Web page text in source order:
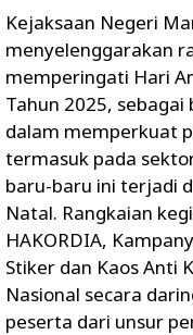
Kejaksaan Negeri
menyelenggarakan
memperingati Hari
Tahun 2025,
dalam memperkuat
termasuk pada
baru-baru ini terjadi
Natal. Rangkaian
HAKORDIA,
Stiker dan Kaos Anti
Nasional secara
peserta dari unsur